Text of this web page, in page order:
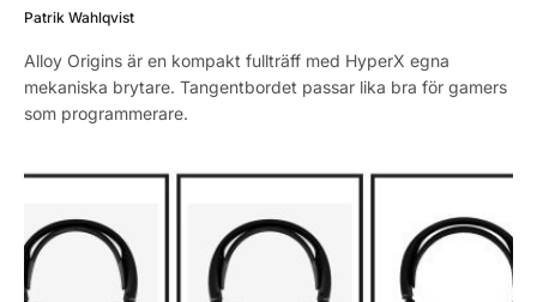
Patrik Wahlqvist
Alloy Origins är en kompakt fullträff med HyperX egna
mekaniska brytare. Tangentbordet passar lika bra för gamers
som programmerare.